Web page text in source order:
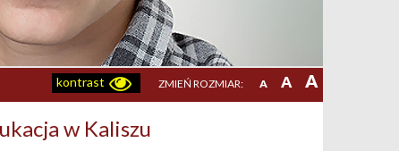
ZMIEŃ ROZMIAR: A A A
kontrast
w Kaliszu